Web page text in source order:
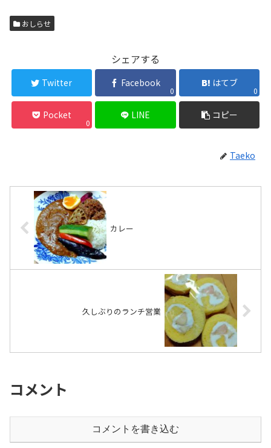
おしらせ
シェアする
Twitter Facebook
0
はてブ
0
Pocket
0
LINE コピー
Taeko
カレー
久しぶりのランチ営業
コメント
コメントを書き込む